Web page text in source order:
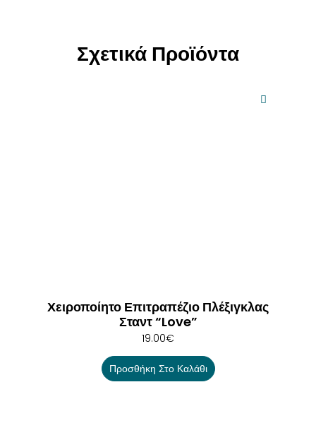
Σχετικά Προϊόντα
Χειροποίητο Επιτραπέζιο Πλέξιγκλας
Σταντ “Love”
19.00€
Προσθήκη Στο Καλάθι